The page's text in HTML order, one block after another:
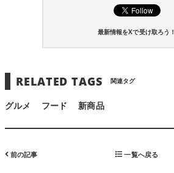
最新情報をXで受け取ろう！
RELATED TAGS 関連タグ
グルメ フード 新商品
前の記事 一覧へ戻る